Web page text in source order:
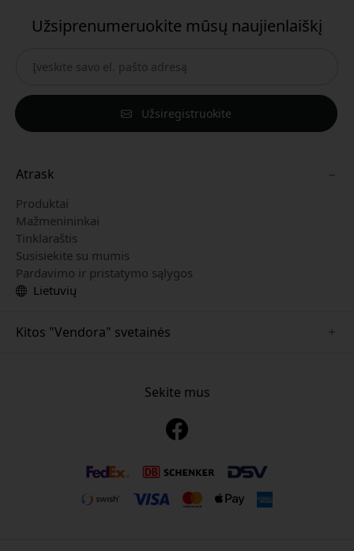
Užsiprenumeruokite mūsų naujienlaiškį
Užsiregistruokite
Atrask
Produktai
Mažmenininkai
Tinklaraštis
Susisiekite su mumis
Pardavimo ir pristatymo sąlygos
Lietuvių
Kitos "Vendora" svetainės
www.myfirst.se
Sekite mus